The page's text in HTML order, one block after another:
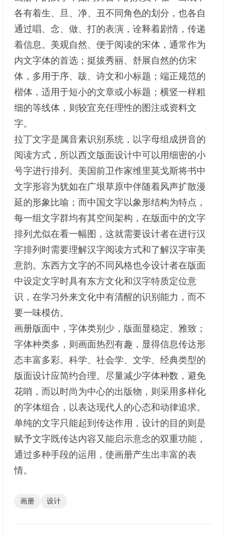
各有着生、旦、净、丑不同角色的划分，也各自
通过唱、念、做、打的表演，诠释着剧情，传递
着信息。美观自然、便于阅读的宋体，通常作为
内文字体的首选；挺拔秀丽、舒展自然的仿宋
体，多用于序、跋、诗文和小标题；端正规范的
楷体，适用于短小的文章或小标题；横竖一样粗
细的等线体，则较宜充任理性的图注或资料文
字。
拉丁文字是属音素识别系统，以字母组成拼音的
阅读方式，所以西文版面设计中可以用细密的小
号字进行排列。美国前卫作家维里莫戈斯将书中
文字形容为犹如在广垠草原中伴随着风声扩散漫
延的形象比喻；而中国文字以象形结构为特点，
每一组文字群均有其空间架构，在版面中的文字
排列尤似在看一幅图，这就需要设计者在进行汉
字排列时需要理解汉字阅读方式和了解汉字审美
意韵。东西方文字的不同风格也令设计者在版面
中设定文字时具有东方文化和汉字特质定位意
识，在学习外来文化中有清醒的识别能力，而不
要一味模仿。
画册版面中，字体类别少，版面显稳定、雅致；
字体种类多，则画面热烈有趣，显得信息传达形
态丰富多彩。科学、社会学、文学、经典类型的
版面设计应简约合理。尽量减少字体种数，避免
花哨，而以时尚为中心的出版物，则采用多样化
的字体组合，以表达现代人的心态和动律追求。
单纯的文字只能起到传达作用，设计的目的则是
赋予文字既传达内容又能启示意念的双重功能，
通过多种手段的运用，使画册产生出丰富的表
情。
画册 设计